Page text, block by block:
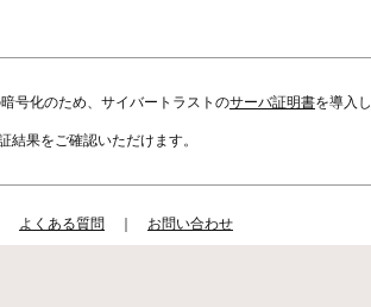
号化のため、サイバートラストのサーバ証明書を導入し
結果をご確認いただけます。
よくある質問 お問い合わせ